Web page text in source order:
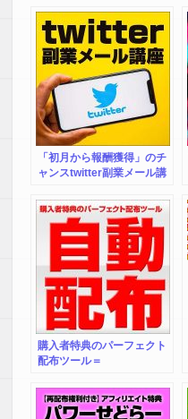
LINE
「初月から報酬獲得」のチ
ャンスtwitter副業メール講
購入者特典のパーフェクト
配布ツール＝
ンス）